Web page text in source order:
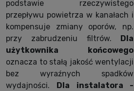
podstawie rzeczywistego
przepływu powietrza w kanałach i
kompensuje zmiany oporów, np.
przy zabrudzeniu filtrów. Dla
użytkownika końcowego
oznacza to stałą jakość wentylacji
bez wyraźnych spadków
wydajności.
Dla instalatora -